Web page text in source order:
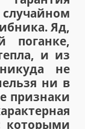
Яд,
поганке,
и из
не
ни в
признаки
которыми